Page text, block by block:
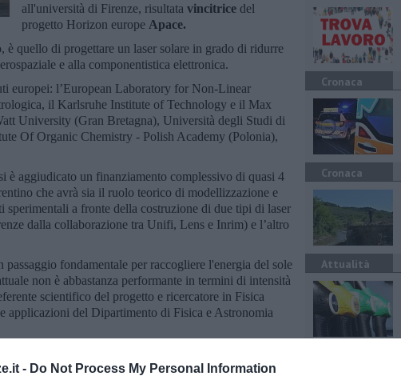
- Do Not Process My Personal Information
all'università di Firenze, risultata vincitrice del
progetto Horizon europe Apace.
quello di progettare un laser solare in grado di ridurre
e alla componentistica elettronica.
europei: l’European Laboratory for Non-Linear
il Karlsruhe Institute of Technology e il Max
University (Gran Bretagna), Università degli Studi di
Of Organic Chemistry - Polish Academy (Polonia),
è aggiudicato un finanziamento complessivo di quasi 4
che avrà sia il ruolo teorico di modellizzazione e
sperimentali a fronte della costruzione di due tipi di laser
dalla collaborazione tra Unifi, Lens e Inrim) e l’altro
fondamentale per raccogliere l'energia del sole
non è abbastanza performante in termini di intensità
scientifico del progetto e ricercatore in Fisica
applicazioni del Dipartimento di Fisica e Astronomia
a luce concentrata: il dispositivo è provvisto di uno
la luce del sole sul mezzo attivo del laser. Tale
con gravi criticità nel raffreddamento; inoltre, lo
Cronaca
Cronaca
Attualità